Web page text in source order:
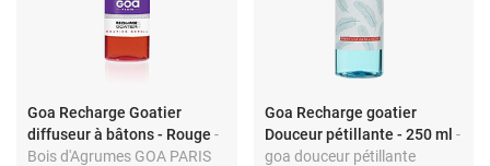
Goa Recharge Goatier
diffuseur à bâtons - Rouge -
Bois d'Agrumes GOA PARIS
Goa Recharge goatier
Douceur pétillante - 250 ml -
goa douceur pétillante